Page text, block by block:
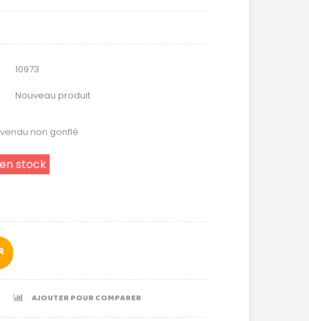
10973
Nouveau produit
non gonflé
stock
AJOUTER POUR COMPARER